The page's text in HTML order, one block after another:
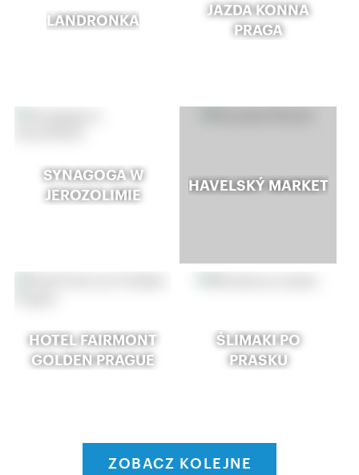
LANDRONKA
JAZDA KONNA
PRAGA
SYNAGOGA W
JEROZOLIMIE
HAVELSKÝ MARKET
HOTEL FAIRMONT
GOLDEN PRAGUE
ŚLIMAKI PO
PRASKU
ZOBACZ KOLEJNE